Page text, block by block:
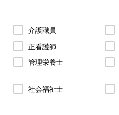
介護職員
正看護師
管理栄養士
社会福祉士